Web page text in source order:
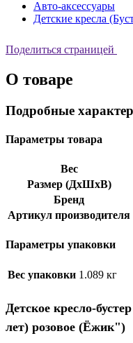
Авто-аксессуары
Детские кресла
Поделиться страницей
О товаре
Подробные
Параметры товара
Вес
Размер (ДхШхВ)
Бренд
Артикул производителя
Параметры упаковки
Вес упаковки 1.089 кг
Детское кресло-
лет) розовое (Ёжик")